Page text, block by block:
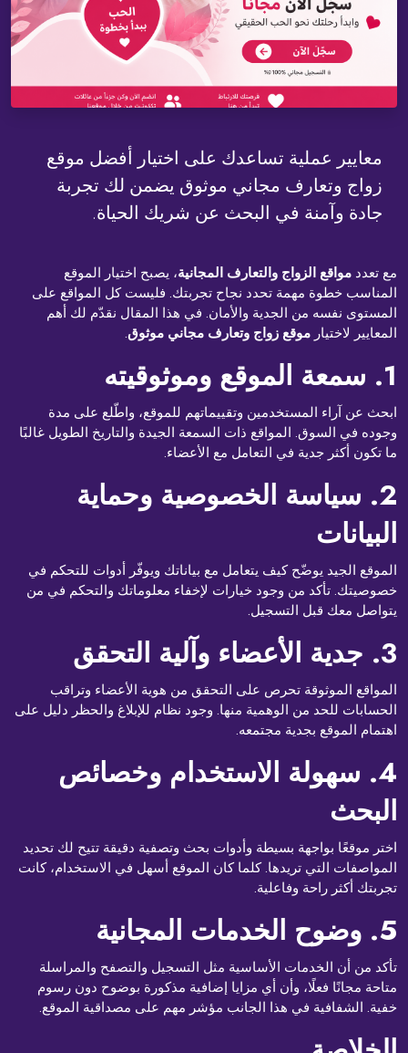
معايير عملية تساعدك على اختيار أفضل موقع
زواج وتعارف مجاني موثوق يضمن لك تجربة
جادة وآمنة في البحث عن شريك الحياة.
مع تعدد مواقع الزواج والتعارف المجانية، يصبح اختيار الموقع
المناسب خطوة مهمة تحدد نجاح تجربتك. فليست كل المواقع على
المستوى نفسه من الجدية والأمان. في هذا المقال نقدّم لك أهم
المعايير لاختيار موقع زواج وتعارف مجاني موثوق.
1. سمعة الموقع وموثوقيته
ابحث عن آراء المستخدمين وتقييماتهم للموقع، واطّلع على مدة
وجوده في السوق. المواقع ذات السمعة الجيدة والتاريخ الطويل غالبًا
ما تكون أكثر جدية في التعامل مع الأعضاء.
2. سياسة الخصوصية وحماية
البيانات
الموقع الجيد يوضّح كيف يتعامل مع بياناتك ويوفّر أدوات للتحكم في
خصوصيتك. تأكد من وجود خيارات لإخفاء معلوماتك والتحكم في من
يتواصل معك قبل التسجيل.
3. جدية الأعضاء وآلية التحقق
المواقع الموثوقة تحرص على التحقق من هوية الأعضاء وتراقب
الحسابات للحد من الوهمية منها. وجود نظام للإبلاغ والحظر دليل على
اهتمام الموقع بجدية مجتمعه.
4. سهولة الاستخدام وخصائص
البحث
اختر موقعًا بواجهة بسيطة وأدوات بحث وتصفية دقيقة تتيح لك تحديد
المواصفات التي تريدها. كلما كان الموقع أسهل في الاستخدام، كانت
تجربتك أكثر راحة وفاعلية.
5. وضوح الخدمات المجانية
تأكد من أن الخدمات الأساسية مثل التسجيل والتصفح والمراسلة
متاحة مجانًا فعلًا، وأن أي مزايا إضافية مذكورة بوضوح دون رسوم
خفية. الشفافية في هذا الجانب مؤشر مهم على مصداقية الموقع.